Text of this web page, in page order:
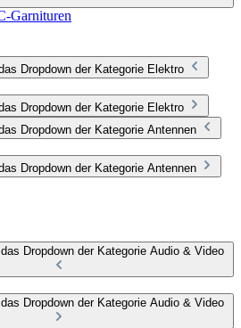
Garnituren
Dropdown der Kategorie Elektro
Dropdown der Kategorie Elektro
Dropdown der Kategorie Antennen
Dropdown der Kategorie Antennen
Dropdown der Kategorie Audio & Video
Dropdown der Kategorie Audio & Video